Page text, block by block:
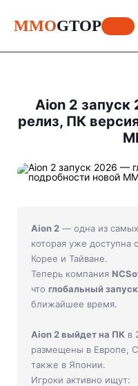
MMOGTOP
Aion 2
релиз, ПК
Aion 2 — одна из
которая уже
Корее и Тайване.
Теперь компания
что глобальный
ближайшее время.
Aion 2 выйдет на ПК в
размещены в Европе,
также в Японии.
Игроки активно ищут: